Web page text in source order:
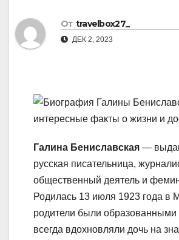
От travelbox27_
ДЕК 2, 2023
Галина Бениславская —
русская писательница,
общественный деятель и
Родилась 13 июля 1923 года в
родители были
всегда вдохновляли дочь на